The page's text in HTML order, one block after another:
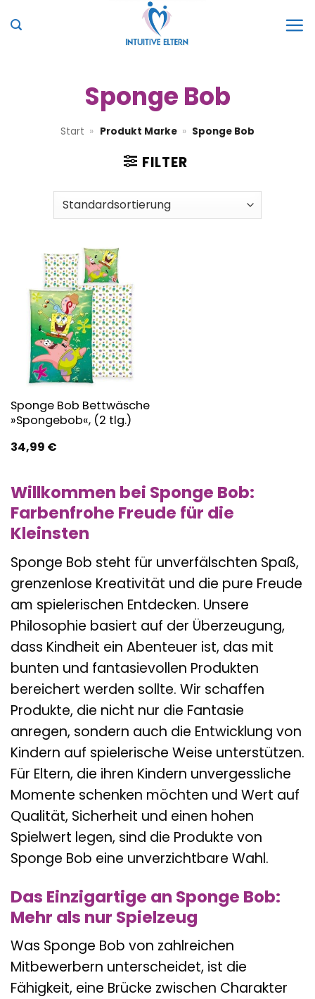
Inhalt
Sponge Bob
Start » Produkt Marke » Sponge Bob
FILTER
Sponge Bob Bettwäsche
»Spongebob«, (2 tlg.)
34,99 €
Willkommen bei Sponge Bob:
Farbenfrohe Freude für die
Kleinsten
Sponge Bob steht für unverfälschten Spaß,
grenzenlose Kreativität und die pure Freude
am spielerischen Entdecken. Unsere
Philosophie basiert auf der Überzeugung,
dass Kindheit ein Abenteuer ist, das mit
bunten und fantasievollen Produkten
bereichert werden sollte. Wir schaffen
Produkte, die nicht nur die Fantasie
anregen, sondern auch die Entwicklung von
Kindern auf spielerische Weise unterstützen.
Für Eltern, die ihren Kindern unvergessliche
Momente schenken möchten und Wert auf
Qualität, Sicherheit und einen hohen
Spielwert legen, sind die Produkte von
Sponge Bob eine unverzichtbare Wahl.
Das Einzigartige an Sponge Bob:
Mehr als nur Spielzeug
Was Sponge Bob von zahlreichen
Mitbewerbern unterscheidet, ist die
Fähigkeit, eine Brücke zwischen Charakter